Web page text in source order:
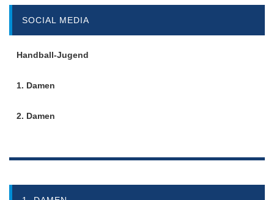
SOCIAL MEDIA
Handball-Jugend
1. Damen
2. Damen